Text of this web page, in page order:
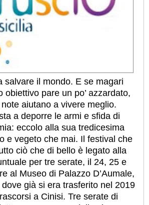
salvare il mondo. E se magari
obiettivo pare un po’ azzardato,
aiutano a vivere meglio.
a deporre le armi e sfida di
eccolo alla sua tredicesima
e vegeto che mai. Il festival che
ciò che di bello è legato alla
per tre serate, il 24, 25 e
al Museo di Palazzo D’Aumale,
già si era trasferito nel 2019
a Cinisi. Tre serate di